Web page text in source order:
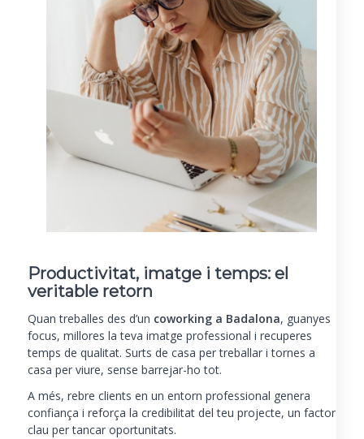
Productivitat, imatge i temps: el
veritable retorn
Quan treballes des d’un coworking a Badalona, guanyes
focus, millores la teva imatge professional i recuperes
temps de qualitat. Surts de casa per treballar i tornes a
casa per viure, sense barrejar-ho tot.
A més, rebre clients en un entorn professional genera
confiança i reforça la credibilitat del teu projecte, un factor
clau per tancar oportunitats.